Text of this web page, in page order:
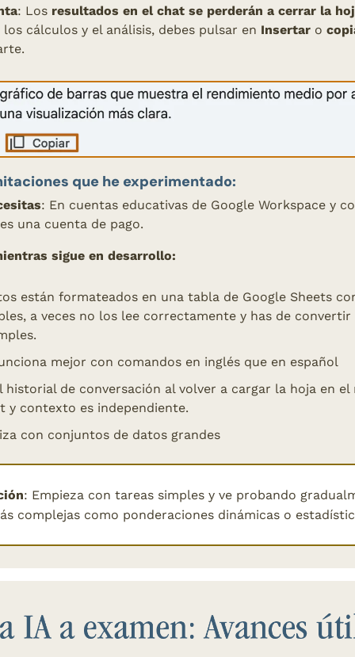
: Los resultados en el chat se perderán a cerrar la
los cálculos y el análisis, debes pulsar en Insertar o
que he experimentado:
: En cuentas educativas de Google Workspace y
una cuenta de pago.
sigue en desarrollo:
están formateados en una tabla de Google Sheets
a veces no los lee correctamente y has de
mejor con comandos en inglés que en español
historial de conversación al volver a cargar la hoja en el
y contexto es independiente.
con conjuntos de datos grandes
: Empieza con tareas simples y ve probando
complejas como ponderaciones dinámicas o